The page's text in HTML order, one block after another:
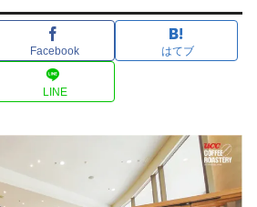
Facebook はてブ
LINE